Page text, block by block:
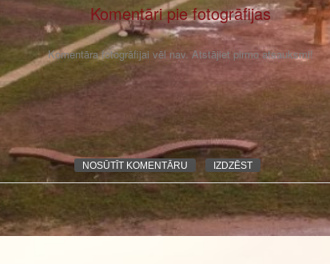
Komentāri pie fotogrāfijas
Komentāra fotogrāfijai vēl nav. Atstājiet pirmo atsauksmi!